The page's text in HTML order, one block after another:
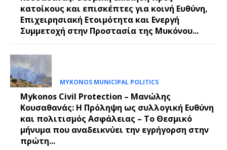
κατοίκους και επισκέπτες για κοινή Ευθύνη,
Επιχειρησιακή Ετοιμότητα και Ενεργή
Συμμετοχή στην Προστασία της Μυκόνου...
MYKONOS MUNICIPAL POLITICS
Mykonos Civil Protection – Μανώλης
Κουσαθανάς: Η Πρόληψη ως συλλογική Ευθύνη
και πολιτισμός Ασφάλειας – Το Θεσμικό
μήνυμα που αναδεικνύει την εγρήγορση στην
πρώτη...